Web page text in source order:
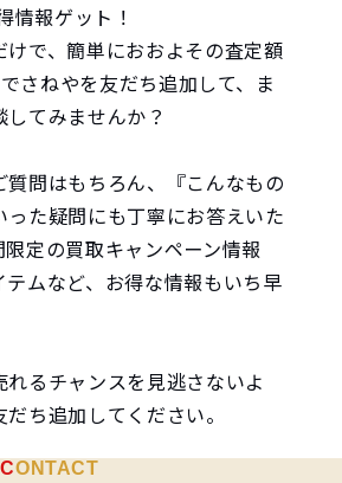
情報ゲット！
で、簡単におおよその査定額
さねやを友だち追加して、ま
てみませんか？
問はもちろん、『こんなもの
た疑問にも丁寧にお答えいた
定の買取キャンペーン情報
ムなど、お得な情報もいち早
るチャンスを見逃さないよ
ち追加してください。
ら
CONTACT